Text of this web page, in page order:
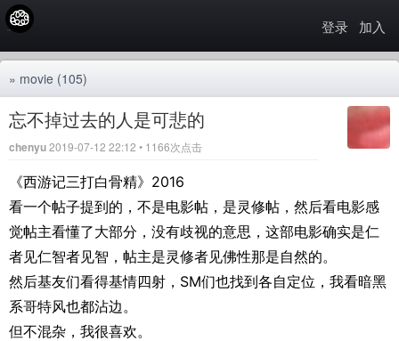
登录 加入
» movie (105)
忘不掉过去的人是可悲的
chenyu2019-07-12 22:12 • 1166次点击
《西游记三打白骨精》2016
看一个帖子提到的，不是电影帖，是灵修帖，然后看电影感
觉帖主看懂了大部分，没有歧视的意思，这部电影确实是仁
者见仁智者见智，帖主是灵修者见佛性那是自然的。
然后基友们看得基情四射，SM们也找到各自定位，我看暗黑
系哥特风也都沾边。
但不混杂，我很喜欢。